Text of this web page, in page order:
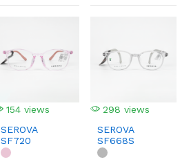
154 views
SEROVA
SF720
298 views
SEROVA
SF668S